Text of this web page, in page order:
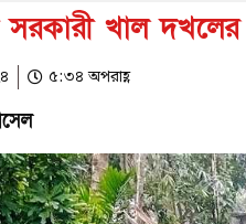
সরকারী খাল
৫:৩৪ অপরাহ্ণ